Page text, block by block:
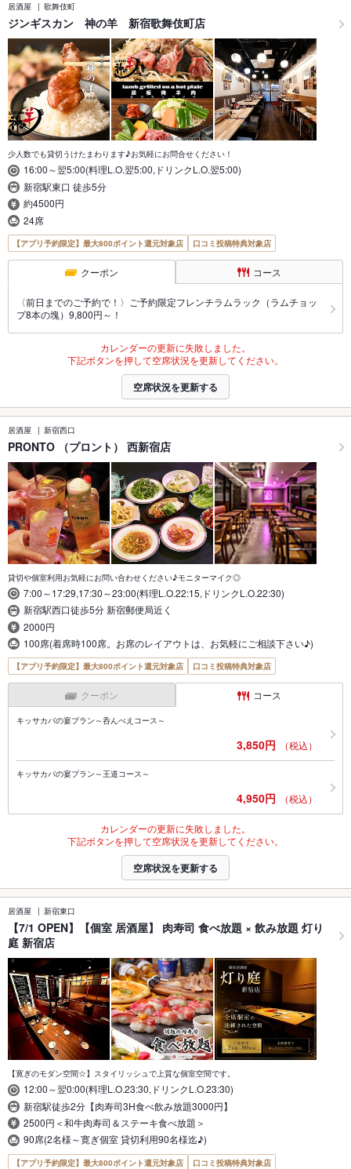
居酒屋 歌舞伎町
ジンギスカン 神の羊 新宿歌舞伎町店
少人数でも貸切うけたまわります♪お気軽にお問合せください！
16:00～翌5:00(料理L.O.翌5:00,ドリンクL.O.翌5:00)
新宿駅東口 徒歩5分
約4500円
24席
【アプリ予約限定】最大800ポイント還元対象店 口コミ投稿特典対象店
クーポン コース
〈前日までのご予約で！〉ご予約限定フレンチラムラック（ラムチョッ
プ8本の塊）9,800円～！
カレンダーの更新に失敗しました。
下記ボタンを押して空席状況を更新してください。
空席状況を更新する
居酒屋 新宿西口
PRONTO （プロント） 西新宿店
貸切や個室利用お気軽にお問い合わせください♪モニターマイク◎
7:00～17:29,17:30～23:00(料理L.O.22:15,ドリンクL.O.22:30)
新宿駅西口徒歩5分 新宿郵便局近く
2000円
100席(着席時100席。お席のレイアウトは、お気軽にご相談下さい♪)
【アプリ予約限定】最大800ポイント還元対象店 口コミ投稿特典対象店
クーポン コース
キッサカバの宴プラン～呑んべえコース～
3,850円 （税込）
キッサカバの宴プラン～王道コース～
4,950円 （税込）
カレンダーの更新に失敗しました。
下記ボタンを押して空席状況を更新してください。
空席状況を更新する
居酒屋 新宿東口
【7/1 OPEN】【個室 居酒屋】 肉寿司 食べ放題 × 飲み放題 灯り
庭 新宿店
【寛ぎのモダン空間☆】スタイリッシュで上質な個室空間です。
12:00～翌0:00(料理L.O.23:30,ドリンクL.O.23:30)
新宿駅徒歩2分【肉寿司3H食べ飲み放題3000円】
2500円＜和牛肉寿司＆ステーキ食べ放題＞
90席(2名様～寛ぎ個室 貸切利用90名様迄♪)
【アプリ予約限定】最大800ポイント還元対象店
口コミ投稿特典対象店